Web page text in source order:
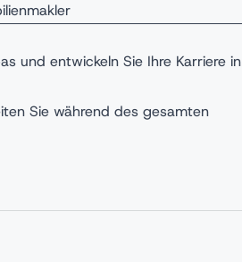
und entwickeln Sie Ihre Karriere in
Sie während des gesamten